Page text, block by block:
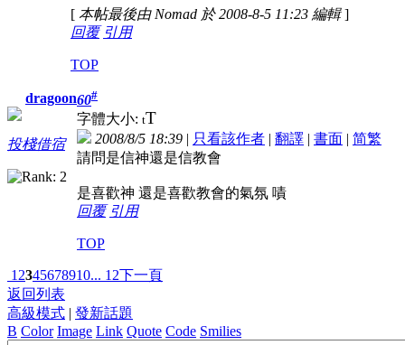
[ 本帖最後由 Nomad 於 2008-8-5 11:23 編輯]
回覆 引用
TOP
dragoon
投棧借宿
60#
字體大小: tT
2008/8/5 18:39 | 只看該作者 | 翻譯 | 書面 | 简繁
請問是信神還是信教會
是喜歡神 還是喜歡教會的氣氛 嘖
回覆 引用
TOP
1 2345678910... 12下一頁
返回列表
高級模式 | 發新話題
B Color Image Link Quote Code Smilies